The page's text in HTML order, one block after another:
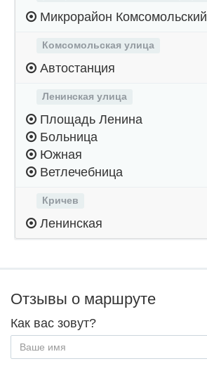
Микрорайон Комсомольский
Комсомольская улица
Автостанция
Ленинская улица
Площадь Ленина
Больница
Южная
Ветлечебница
Кричев
Ленинская
Отзывы о маршруте
Как вас зовут?